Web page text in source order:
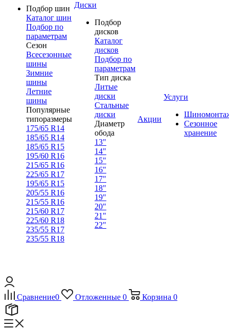
Подбор шин
Каталог шин
Подбор по
параметрам
Сезон
Всесезонные
шины
Зимние
шины
Летние
шины
Популярные
типоразмеры
175/65 R14
185/65 R14
185/65 R15
195/60 R16
215/65 R16
225/65 R17
195/65 R15
205/55 R16
215/55 R16
215/60 R17
225/60 R18
235/55 R17
235/55 R18
Диски
Подбор
дисков
Каталог
дисков
Подбор по
параметрам
Тип диска
Литые
диски
Стальные
диски
Диаметр
обода
13"
14"
15"
16"
17"
18"
19"
20"
21"
22"
Акции
Услуги
Сезонное
хранение
Сравнение0 Отложенные 0 Корзина 0